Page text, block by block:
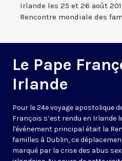
Irlande les 25 et 26 août
Rencontre mondiale des
Le Pape
Irlande
Pour le 24e voyage apostolique
François s’est rendu en Irlande
l'événement principal était la
familles à Dublin, ce
marqué par la crise des abus